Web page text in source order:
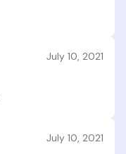
July 10, 2021
July 10, 2021